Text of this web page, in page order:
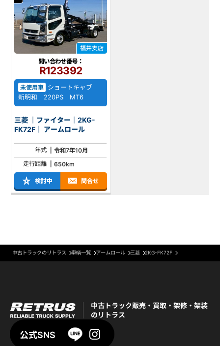
福井支店
問い合わせ番号：
R123392
未使用車
ショートキャブ
新明和 220PS MT6
三菱 ｜ファイター｜2KG-
FK72F｜ アームロール
年式
令和7年10月
走行距離
650km
検討中 問合せ
中古トラックのリトラス 車輌一覧 アームロール 三菱 2KG-FK72F
中古トラック販売・買取・架修・架装
のリトラス
公式SNS